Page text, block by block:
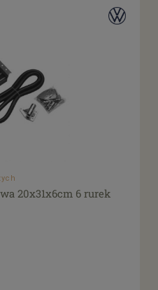
20x31x6cm 6 rurek